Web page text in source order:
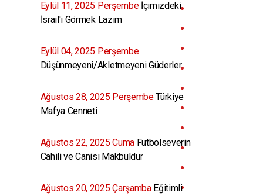
Eylül 11, 2025 Perşembeİçimizdeki
İsrail'i Görmek Lazım
Eylül 04, 2025 Perşembe
Düşünmeyeni/Akletmeyeni Güderler
Ağustos 28, 2025 PerşembeTürkiye
Mafya Cenneti
Ağustos 22, 2025 CumaFutbolseverin
Cahili ve Canisi Makbuldur
Ağustos 20, 2025 ÇarşambaEğitimli